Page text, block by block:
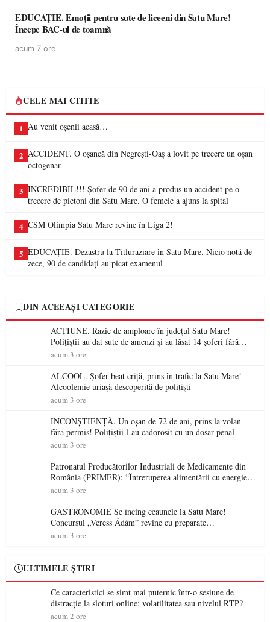
EDUCAȚIE. Emoții pentru sute de liceeni din Satu Mare!
Începe BAC-ul de toamnă
acum 7 ore
CELE MAI CITITE
1 Au venit oșenii acasă…
2 ACCIDENT. O oșancă din Negrești-Oaș a lovit pe trecere un oșan
octogenar
3 INCREDIBIL!!! Șofer de 90 de ani a produs un accident pe o
trecere de pietoni din Satu Mare. O femeie a ajuns la spital
4 CSM Olimpia Satu Mare revine în Liga 2!
5 EDUCAȚIE. Dezastru la Titluraziare în Satu Mare. Nicio notă de
zece, 90 de candidați au picat examenul
DIN ACEEAȘI CATEGORIE
ACȚIUNE. Razie de amploare în județul Satu Mare!
Polițiștii au dat sute de amenzi și au lăsat 14 șoferi fără
permis într-o singură zi
acum 3 ore
ALCOOL. Șofer beat criță, prins în trafic la Satu Mare!
Alcoolemie uriașă descoperită de polițiști
acum 3 ore
INCONȘTIENȚĂ. Un oșan de 72 de ani, prins la volan
fără permis! Polițiștii l-au cadorosit cu un dosar penal
acum 3 ore
Patronatul Producătorilor Industriali de Medicamente din
România (PRIMER): “Întreruperea alimentării cu energie
electrică a fabricilor de medicamente va pune în pericol
acum 3 ore
GASTRONOMIE Se încing ceaunele la Satu Mare!
Concursul „Veress Ádám” revine cu preparate
spectaculoase, premii și un jurat de renume
acum 3 ore
ULTIMELE ȘTIRI
Ce caracteristici se simt mai puternic într-o sesiune de
distracție la sloturi online: volatilitatea sau nivelul RTP?
acum 2 ore